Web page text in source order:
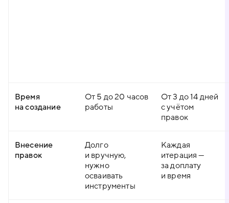
Время
на создание
От 5 до 20 часов
работы
От 3 до 14 дней
с учётом
правок
Внесение
правок
Долго
и вручную,
нужно
осваивать
инструменты
Каждая
итерация —
за доплату
и время